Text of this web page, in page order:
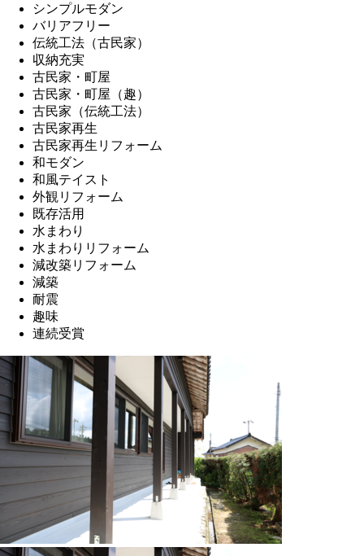
シンプルモダン
バリアフリー
伝統工法（古民家）
収納充実
古民家・町屋
古民家・町屋（趣）
古民家（伝統工法）
古民家再生
古民家再生リフォーム
和モダン
和風テイスト
外観リフォーム
既存活用
水まわり
水まわりリフォーム
減改築リフォーム
減築
耐震
趣味
連続受賞